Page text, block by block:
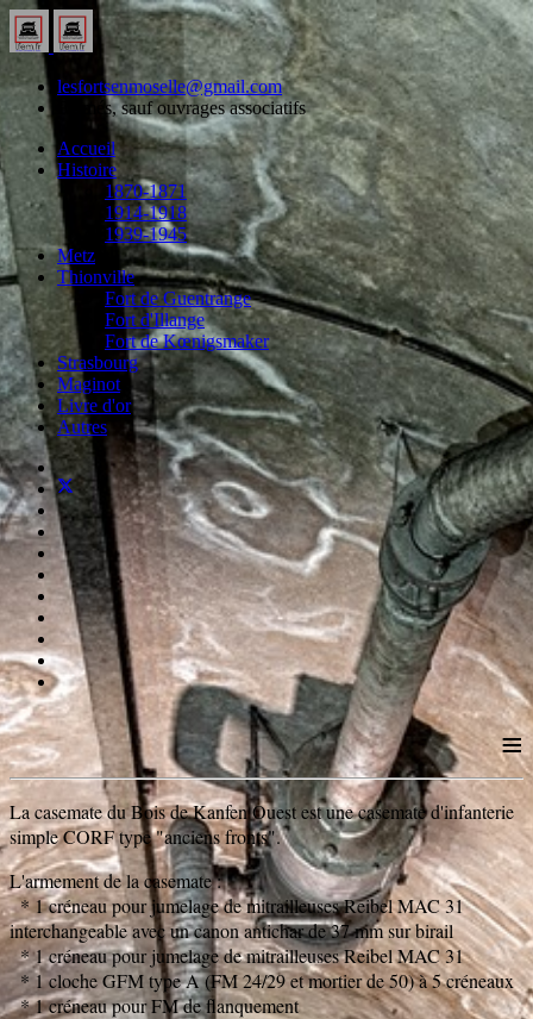
lesfortsenmoselle@gmail.com
Fermés, sauf ouvrages associatifs
Accueil
Histoire
1870-1871
1914-1918
1939-1945
Metz
Thionville
Fort de Guentrange
Fort d'Illange
Fort de Kœnigsmaker
Strasbourg
Maginot
Livre d'or
Autres
≡
La casemate du Bois de Kanfen Ouest est une casemate d'infanterie
simple CORF type "anciens fronts".
L'armement de la casemate :
* 1 créneau pour jumelage de mitrailleuses Reibel MAC 31
interchangeable avec un canon antichar de 37 mm sur birail
* 1 créneau pour jumelage de mitrailleuses Reibel MAC 31
* 1 cloche GFM type A (FM 24/29 et mortier de 50) à 5 créneaux
* 1 créneau pour FM de flanquement